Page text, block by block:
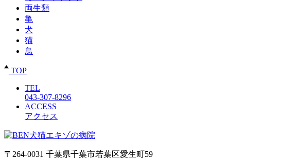
両生類
亀
犬
猫
鳥
TOP
TEL
043-307-8296
ACCESS
アクセス
〒264-0031 千葉県千葉市若葉区愛生町59